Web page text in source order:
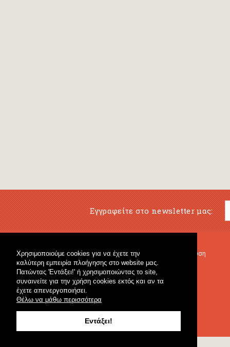
Χρησιμοποιούμε cookies για να έχετε την
καλύτερη εμπειρία πλοήγησης στο website μας.
Πατώντας 'Εντάξει!' ή χρησιμοποιώντας το site,
συναινείτε για την χρήση cookies εκτός και αν τα
έχετε απενεργοποιήσει.
Θέλω να μάθω περισσότερα
Εντάξει!
Εγγραφείτε στο newsletter μας:
Μουσικό Βιβλιοπωλείο
Κρουστά & Εκπαιδευτικό Υλικό
Γενικό Βιβλιοπωλείο
Μουσική Εκπαίδευση
Fagotto Blog